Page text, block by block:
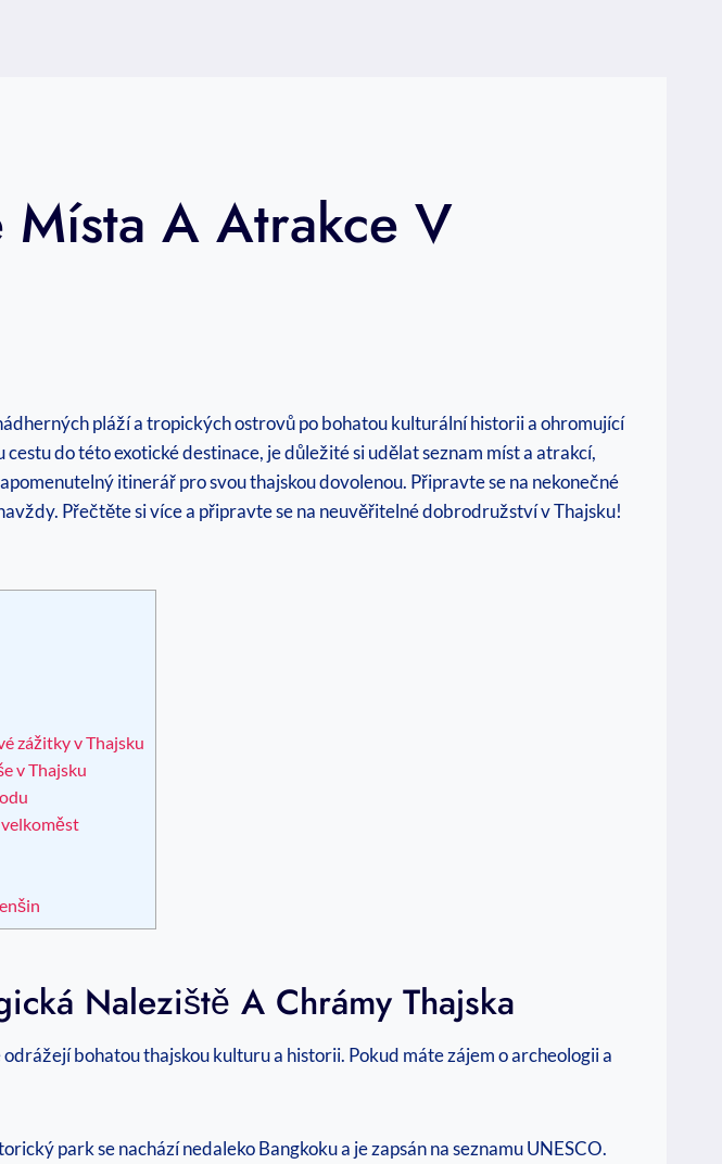
A Atrakce V
pláží a tropických ostrovů po bohatou kulturální historii a ohromující
do této exotické destinace, je důležité si udělat seznam míst a atrakcí,
itinerář pro svou thajskou dovolenou. Připravte se na nekonečné
Přečtěte si více a připravte se na neuvěřitelné dobrodružství v Thajsku!
zážitky v Thajsku
v Thajsku
Naleziště A Chrámy Thajska
bohatou thajskou kulturu a historii. Pokud máte zájem o archeologii a
park se nachází nedaleko Bangkoku a je zapsán na seznamu UNESCO.